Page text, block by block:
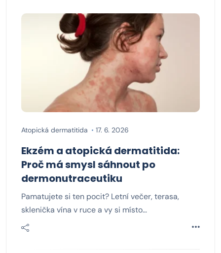
Atopická dermatitida 17. 6. 2026
Ekzém a atopická dermatitida:
Proč má smysl sáhnout po
dermonutraceutiku
Pamatujete si ten pocit? Letní večer, terasa,
sklenička vína v ruce a vy si místo…